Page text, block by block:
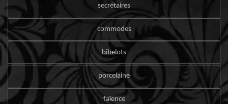
secrétaires
commodes
bibelots
porcelaine
faïence